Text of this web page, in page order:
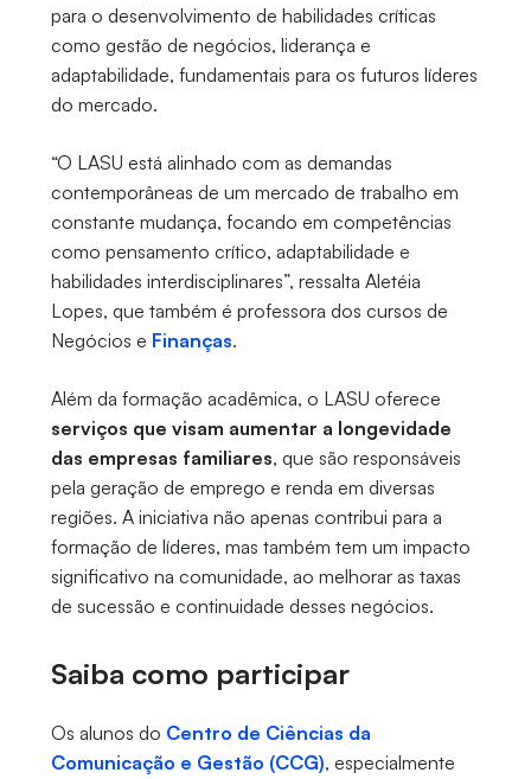
para o desenvolvimento de habilidades críticas
como gestão de negócios, liderança e
adaptabilidade, fundamentais para os futuros líderes
do mercado.
“O LASU está alinhado com as demandas
contemporâneas de um mercado de trabalho em
constante mudança, focando em competências
como pensamento crítico, adaptabilidade e
habilidades interdisciplinares”, ressalta Aletéia
Lopes, que também é professora dos cursos de
Negócios e Finanças.
Além da formação acadêmica, o LASU oferece
serviços que visam aumentar a longevidade
das empresas familiares, que são responsáveis
pela geração de emprego e renda em diversas
regiões. A iniciativa não apenas contribui para a
formação de líderes, mas também tem um impacto
significativo na comunidade, ao melhorar as taxas
de sucessão e continuidade desses negócios.
Saiba como participar
Os alunos do Centro de Ciências da
Comunicação e Gestão (CCG), especialmente